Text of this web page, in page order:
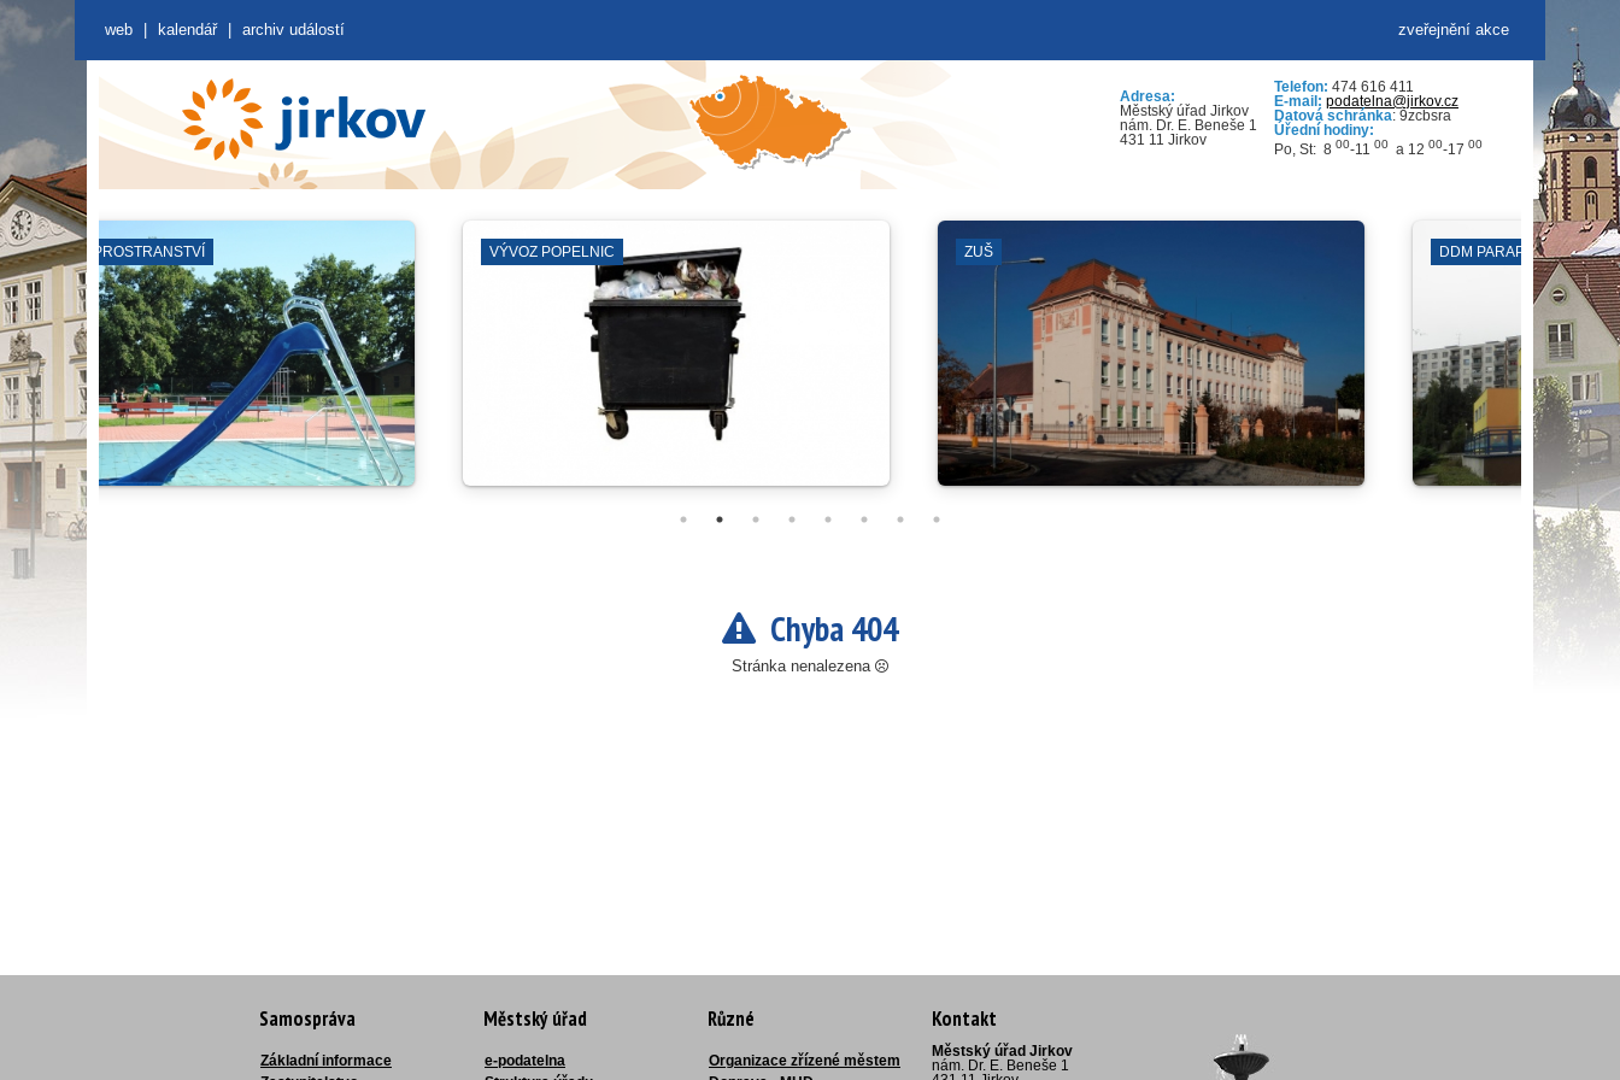
zveřejnění akce
web kalendář archiv událostí
Adresa:
Městský úřad Jirkov
nám. Dr. E. Beneše 1
431 11 Jirkov
Telefon: 474 616 411
E-mail: podatelna@jirkov.cz
Datová schránka: 9zcbsra
Úřední hodiny:
Po, St: 8 00-11 00 a 12 00-17 00
ZUŠ DDM PARAPLÍČKO ODSTÁVKY
Chyba 404
Stránka nenalezena
Samospráva
Základní informace
Městský úřad
e-podatelna
Různé
Organizace zřízené městem
Kontakt
Městský úřad Jirkov
nám. Dr. E. Beneše 1